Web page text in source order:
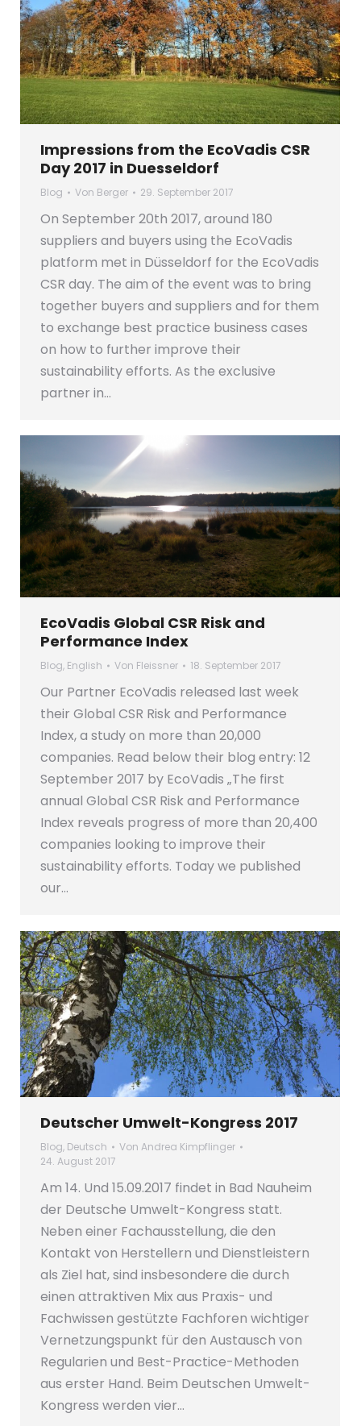
Impressions from the EcoVadis CSR
Day 2017 in Duesseldorf
Blog Von Berger 29. September 2017
On September 20th 2017, around 180
suppliers and buyers using the EcoVadis
platform met in Düsseldorf for the EcoVadis
CSR day. The aim of the event was to bring
together buyers and suppliers and for them
to exchange best practice business cases
on how to further improve their
sustainability efforts. As the exclusive
partner in…
EcoVadis Global CSR Risk and
Performance Index
Blog, English Von Fleissner 18. September 2017
Our Partner EcoVadis released last week
their Global CSR Risk and Performance
Index, a study on more than 20,000
companies. Read below their blog entry: 12
September 2017 by EcoVadis „The first
annual Global CSR Risk and Performance
Index reveals progress of more than 20,400
companies looking to improve their
sustainability efforts. Today we published
our…
Deutscher Umwelt-Kongress 2017
Blog, Deutsch Von Andrea Kimpflinger
24. August 2017
Am 14. Und 15.09.2017 findet in Bad Nauheim
der Deutsche Umwelt-Kongress statt.
Neben einer Fachausstellung, die den
Kontakt von Herstellern und Dienstleistern
als Ziel hat, sind insbesondere die durch
einen attraktiven Mix aus Praxis- und
Fachwissen gestützte Fachforen wichtiger
Vernetzungspunkt für den Austausch von
Regularien und Best-Practice-Methoden
aus erster Hand. Beim Deutschen Umwelt-
Kongress werden vier…